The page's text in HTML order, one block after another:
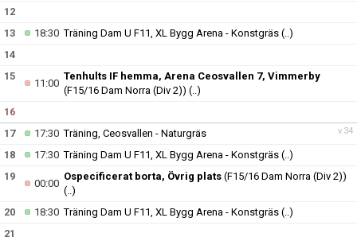
12
13
18:30Träning Dam U F11, XL Bygg Arena - Konstgräs (..)
14
15
11:00
Tenhults IF hemma, Arena Ceosvallen 7, Vimmerby
(F15/16 Dam Norra (Div 2)) (..)
16
v.34
17 17:30Träning, Ceosvallen - Naturgräs
18
17:30Träning Dam U F11, XL Bygg Arena - Konstgräs (..)
19
00:00
Ospecificerat borta, Övrig plats (F15/16 Dam Norra (Div 2))
(..)
20
18:30Träning Dam U F11, XL Bygg Arena - Konstgräs (..)
21